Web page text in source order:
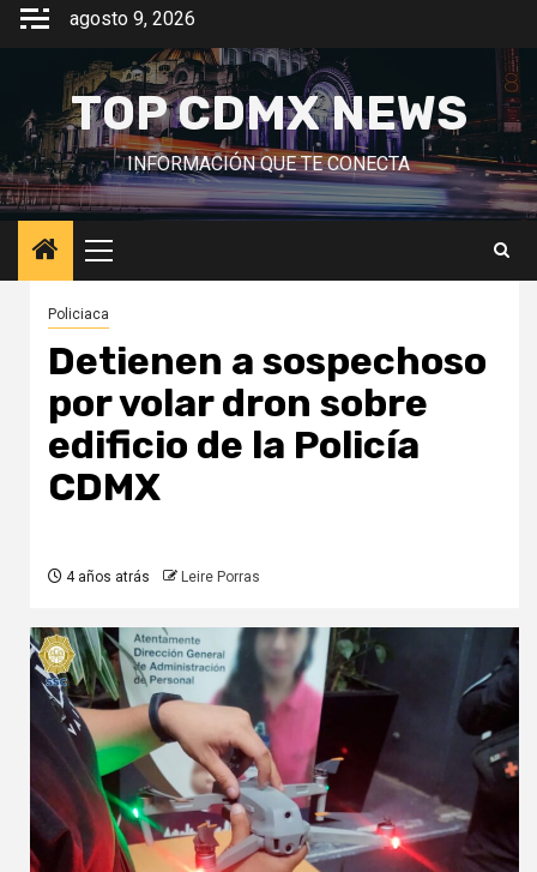
Saltar
contenido
agosto 9, 2026
TOP CDMX NEWS
INFORMACIÓN QUE TE CONECTA
Menú
principal
Policiaca
Detienen a sospechoso
por volar dron sobre
edificio de la Policía
CDMX
4 años atrás Leire Porras